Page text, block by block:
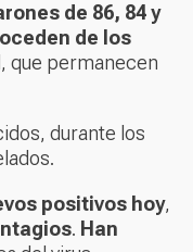
de 86, 84 y
de los
que permanecen
durante los
positivos hoy,
. Han